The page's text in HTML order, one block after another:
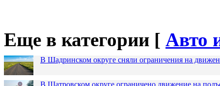
Еще в категории [ Авто
В Шадринском округе сняли ограничения на
В Шатровском округе ограничено движение на